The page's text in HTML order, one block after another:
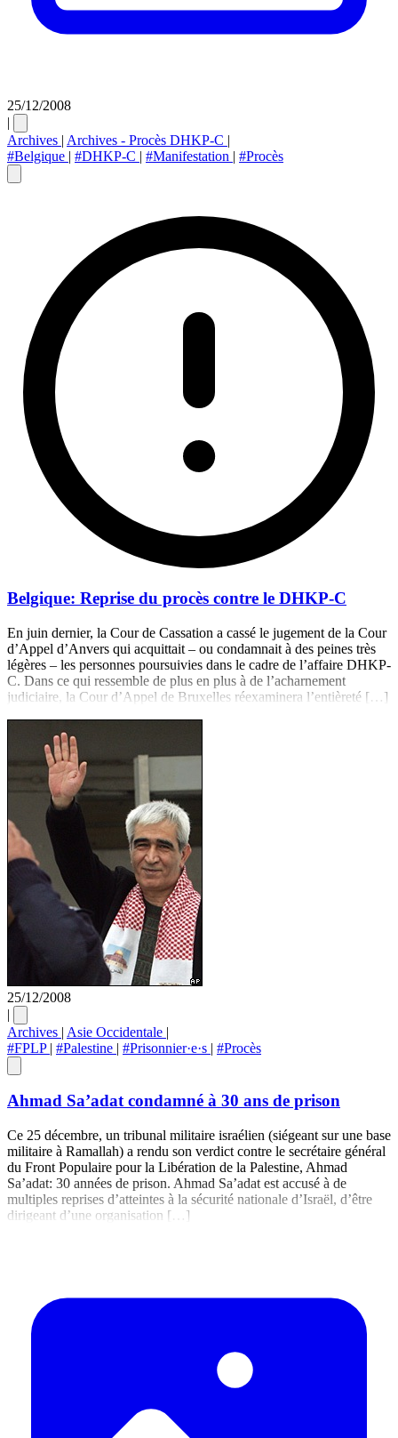
25/12/2008
|
Archives | Archives - Procès DHKP-C |
#Belgique | #DHKP-C | #Manifestation | #Procès
Belgique: Reprise du procès contre le DHKP-C
En juin dernier, la Cour de Cassation a cassé le jugement de la Cour
d’Appel d’Anvers qui acquittait – ou condamnait à des peines très
légères – les personnes poursuivies dans le cadre de l’affaire DHKP-
C. Dans ce qui ressemble de plus en plus à de l’acharnement
judiciaire, la Cour d’Appel de Bruxelles réexaminera l’entièreté […]
25/12/2008
|
Archives | Asie Occidentale |
#FPLP | #Palestine | #Prisonnier·e·s | #Procès
Ahmad Sa’adat condamné à 30 ans de prison
Ce 25 décembre, un tribunal militaire israélien (siégeant sur une base
militaire à Ramallah) a rendu son verdict contre le secrétaire général
du Front Populaire pour la Libération de la Palestine, Ahmad
Sa’adat: 30 années de prison. Ahmad Sa’adat est accusé à de
multiples reprises d’atteintes à la sécurité nationale d’Israël, d’être
dirigeant d’une organisation […]